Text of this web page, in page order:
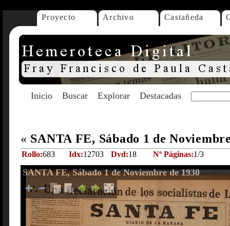
Proyecto Archivo Castañeda
Inicio Buscar Explorar Destacadas
« SANTA FE, Sábado 1 de
Rollo:683 Idx:12703 Dvd:18 Nº Páginas:1/3
SANTA FE, Sábado 1 de Noviembre de 1930